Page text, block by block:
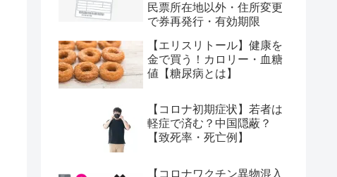
民票所在地以外・住所変更
で券再発行・有効期限
【エリスリトール】健康を
金で買う！カロリー・血糖
値【糖尿病とは】
【コロナ初期症状】若者は
軽症で済む？中国隠蔽？
【致死率・死亡例】
【コロナワクチン異物混入